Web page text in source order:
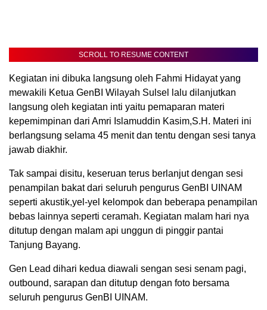
SCROLL TO RESUME CONTENT
Kegiatan ini dibuka langsung oleh Fahmi Hidayat yang
mewakili Ketua GenBI Wilayah Sulsel lalu dilanjutkan
langsung oleh kegiatan inti yaitu pemaparan materi
kepemimpinan dari Amri Islamuddin Kasim,S.H. Materi ini
berlangsung selama 45 menit dan tentu dengan sesi tanya
jawab diakhir.
Tak sampai disitu, keseruan terus berlanjut dengan sesi
penampilan bakat dari seluruh pengurus GenBI UINAM
seperti akustik,yel-yel kelompok dan beberapa penampilan
bebas lainnya seperti ceramah. Kegiatan malam hari nya
ditutup dengan malam api unggun di pinggir pantai
Tanjung Bayang.
Gen Lead dihari kedua diawali sengan sesi senam pagi,
outbound, sarapan dan ditutup dengan foto bersama
seluruh pengurus GenBI UINAM.